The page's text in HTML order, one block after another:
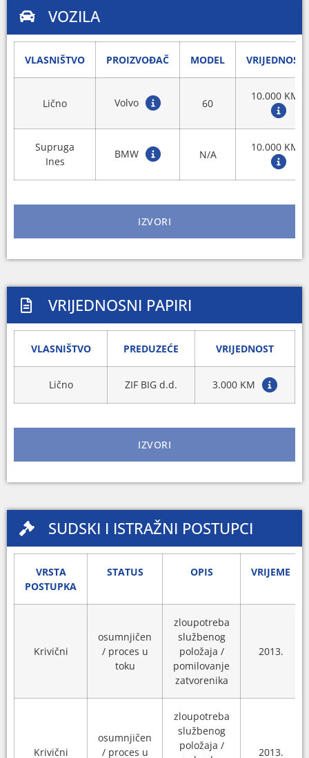
VOZILA
VLASNIŠTVO PROIZVOĐAČ MODEL VRIJEDNOST
Lično Volvo 60
10.000 KM
Supruga
Ines
BMW N/A
10.000 KM
IZVORI
VRIJEDNOSNI PAPIRI
VLASNIŠTVO PREDUZEĆE VRIJEDNOST
Lično ZIF BIG d.d. 3.000 KM
IZVORI
SUDSKI I ISTRAŽNI POSTUPCI
VRSTA
POSTUPKA
STATUS OPIS VRIJEME
Krivični
osumnjičen
/ proces u
toku
zloupotreba
službenog
položaja /
pomilovanje
zatvorenika
2013.
Krivični
osumnjičen
/ proces u
zloupotreba
službenog
položaja /
2013.